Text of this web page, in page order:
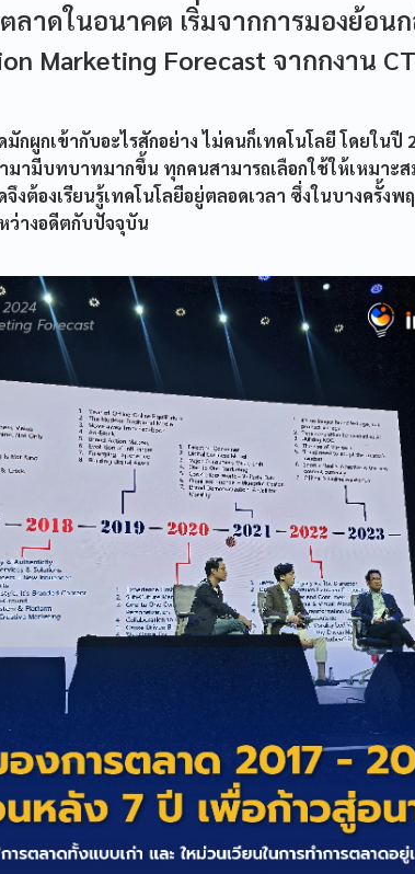
ลาดในอนาคต เริ่มจากการมองย้อน
Marketing Forecast จากกงาน
กผูกเข้ากับอะไรสักอย่าง ไม่คนก็เทคโนโลยี โดยในปี
ามามีบทบาทมากขึ้น ทุกคนสามารถเลือกใช้ให้เหมาะ
จึงต้องเรียนรู้เทคโนโลยีอยู่ตลอดเวลา ซึ่งในบางครั้งพ
ว่างอดีตกับปัจจุบัน